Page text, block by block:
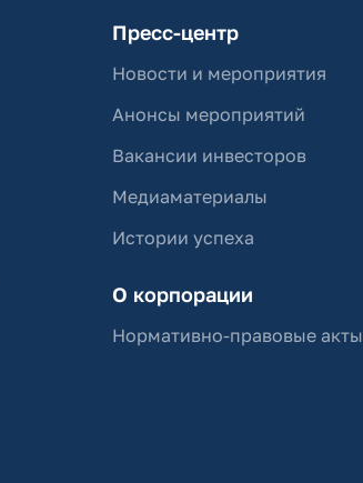
Пресс-центр
Новости и мероприятия
Анонсы мероприятий
Вакансии инвесторов
Медиаматериалы
Истории успеха
О корпорации
Нормативно-правовые акты